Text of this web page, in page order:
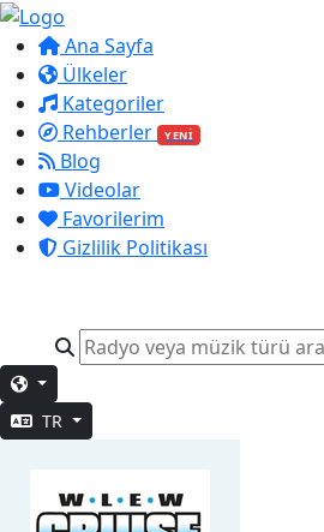
Ana Sayfa
Ülkeler
Kategoriler
Rehberler
YENİ
Blog
Videolar
Favorilerim
Gizlilik Politikası
TR